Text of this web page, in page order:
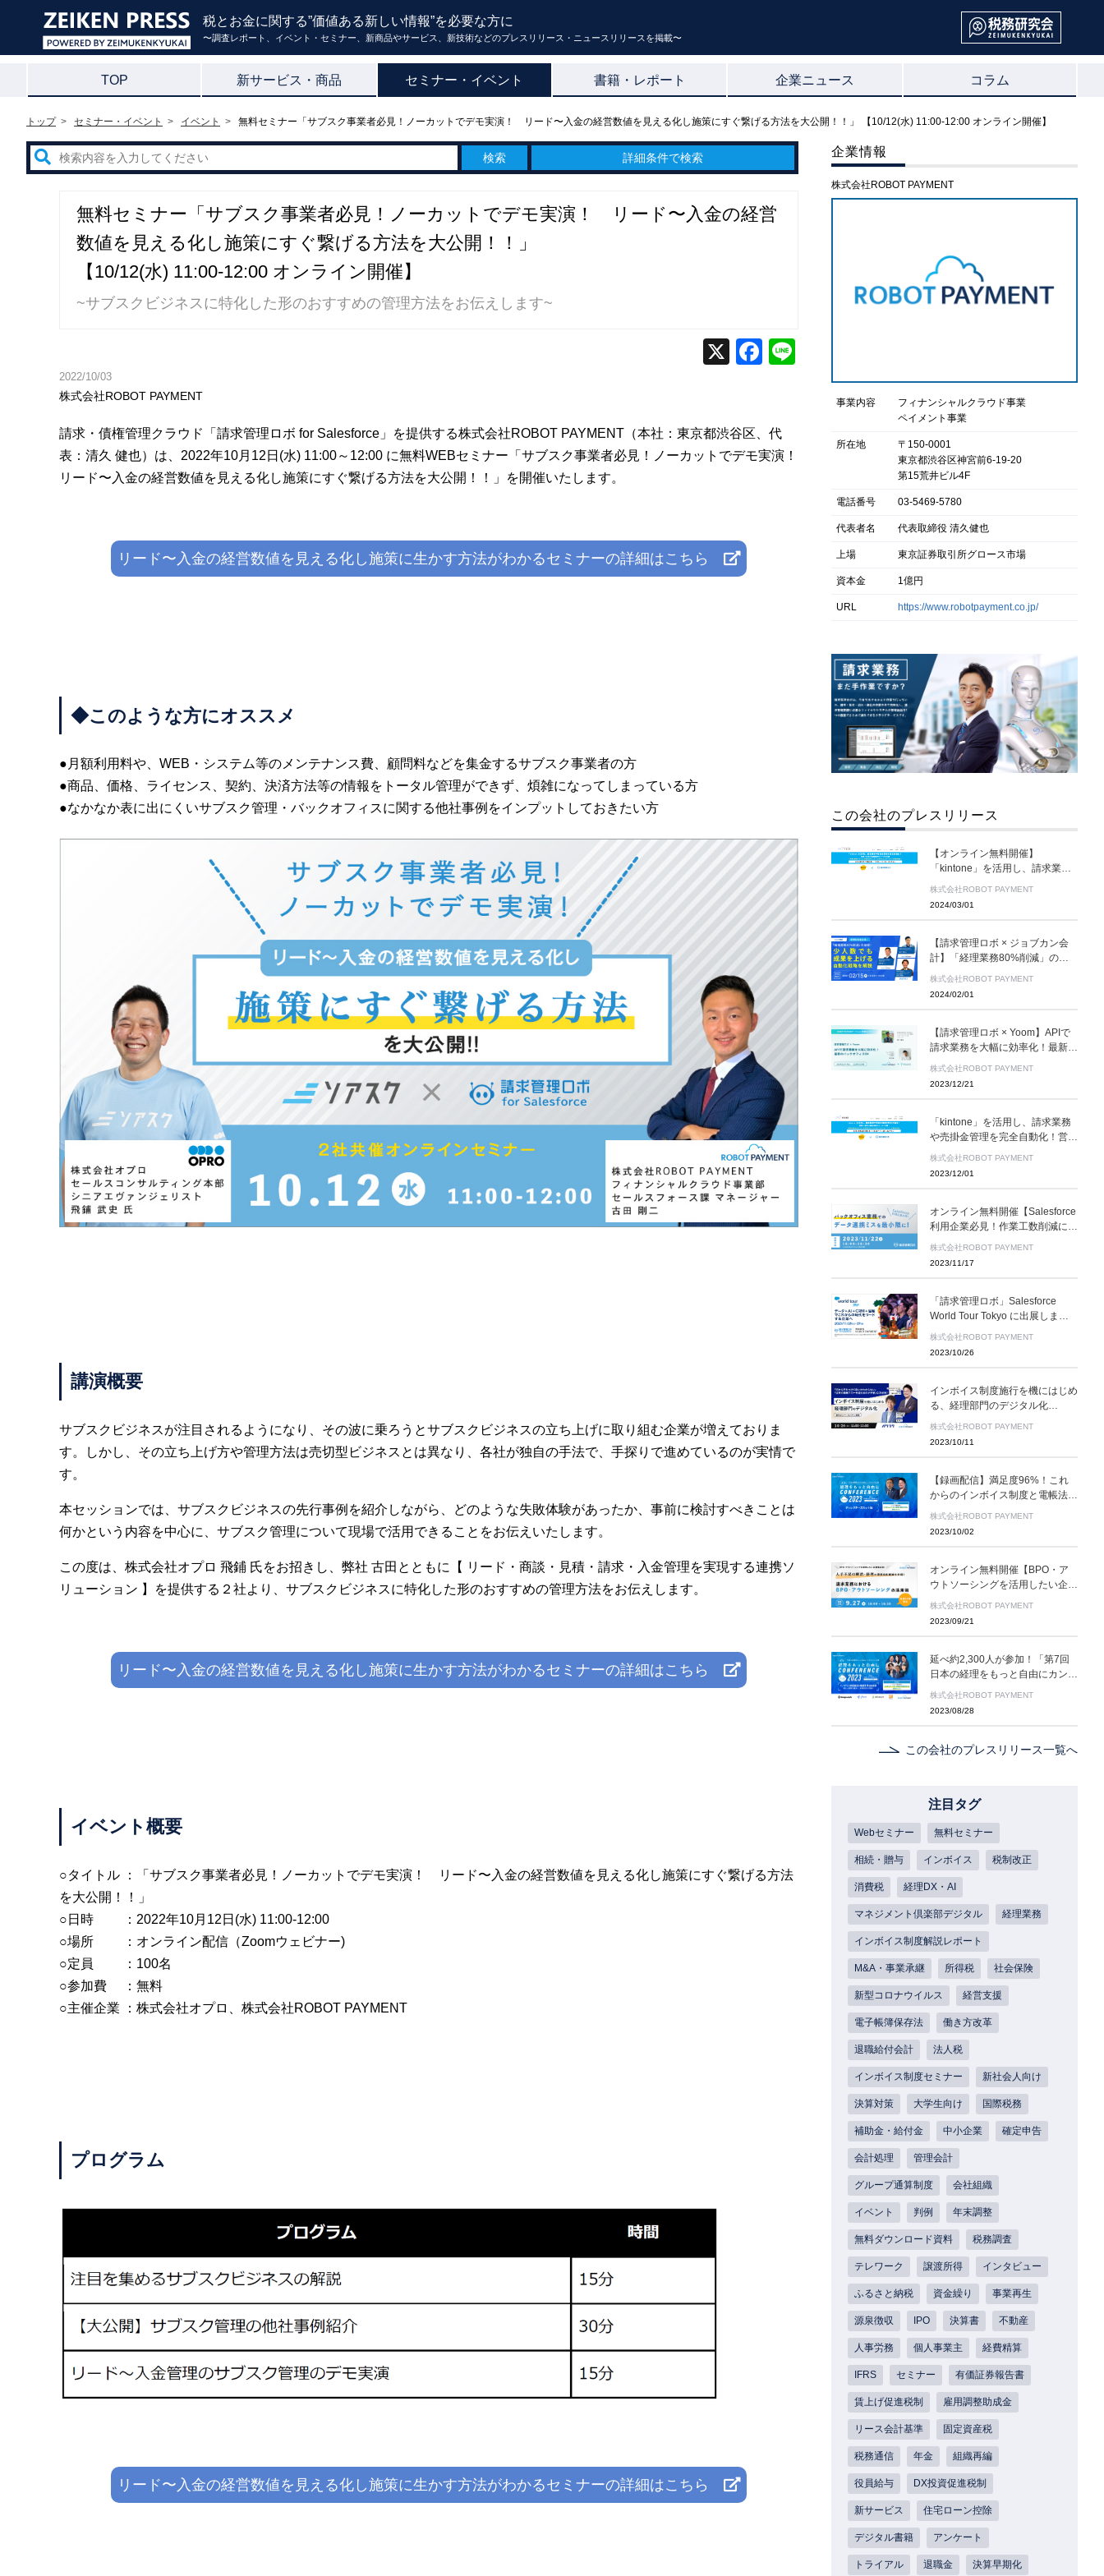
税とお金に関する”価値ある新しい情報”を必要な方に
〜調査レポート、イベント・セミナー、新商品やサービス、新技術などのプレスリリース・ニュースリリースを掲載〜
TOP 新サービス・商品 セミナー・イベント 書籍・レポート 企業ニュース コラム
トップ セミナー・イベント イベント 無料セミナー「サブスク事業者必見！ノーカットでデモ実演！ リード〜入金の経営数値を見える化し施策にすぐ繋げる方法を大公開！！」 【10/12(水) 11:00-12:00 オンライン開催】
詳細条件で検索
無料セミナー「サブスク事業者必見！ノーカットでデモ実演！ リード〜入金の経営
数値を見える化し施策にすぐ繋げる方法を大公開！！」
【10/12(水) 11:00-12:00 オンライン開催】
~サブスクビジネスに特化した形のおすすめの管理方法をお伝えします~
2022/10/03
株式会社ROBOT PAYMENT
請求・債権管理クラウド「請求管理ロボ for Salesforce」を提供する株式会社ROBOT PAYMENT（本社：東京都渋谷区、代
表：清久 健也）は、2022年10月12日(水) 11:00～12:00 に無料WEBセミナー「サブスク事業者必見！ノーカットでデモ実演！
リード〜入金の経営数値を見える化し施策にすぐ繋げる方法を大公開！！」を開催いたします。
リード〜入金の経営数値を見える化し施策に生かす方法がわかるセミナーの詳細はこちら
◆このような方にオススメ
●月額利用料や、WEB・システム等のメンテナンス費、顧問料などを集金するサブスク事業者の方
●商品、価格、ライセンス、契約、決済方法等の情報をトータル管理ができず、煩雑になってしまっている方
●なかなか表に出にくいサブスク管理・バックオフィスに関する他社事例をインプットしておきたい方
講演概要
サブスクビジネスが注目されるようになり、その波に乗ろうとサブスクビジネスの立ち上げに取り組む企業が増えておりま
す。しかし、その立ち上げ方や管理方法は売切型ビジネスとは異なり、各社が独自の手法で、手探りで進めているのが実情で
す。
本セッションでは、サブスクビジネスの先行事例を紹介しながら、どのような失敗体験があったか、事前に検討すべきことは
何かという内容を中心に、サブスク管理について現場で活用できることをお伝えいたします。
この度は、株式会社オプロ 飛鋪 氏をお招きし、弊社 古田とともに【 リード・商談・見積・請求・入金管理を実現する連携ソ
リューション 】を提供する２社より、サブスクビジネスに特化した形のおすすめの管理方法をお伝えします。
リード〜入金の経営数値を見える化し施策に生かす方法がわかるセミナーの詳細はこちら
イベント概要
○タイトル ：「サブスク事業者必見！ノーカットでデモ実演！ リード〜入金の経営数値を見える化し施策にすぐ繋げる方法
を大公開！！」
○日時 ：2022年10月12日(水) 11:00-12:00
○場所 ：オンライン配信（Zoomウェビナー)
○定員 ：100名
○参加費 ：無料
○主催企業 ：株式会社オプロ、株式会社ROBOT PAYMENT
プログラム
リード〜入金の経営数値を見える化し施策に生かす方法がわかるセミナーの詳細はこちら
企業情報
株式会社ROBOT PAYMENT
事業内容
フィナンシャルクラウド事業
ペイメント事業
所在地
〒150-0001
東京都渋谷区神宮前6-19-20
第15荒井ビル4F
電話番号 03-5469-5780
代表者名 代表取締役 清久健也
上場 東京証券取引所グロース市場
資本金 1億円
URL https://www.robotpayment.co.jp/
この会社のプレスリリース
【オンライン無料開催】
「kintone」を活用し、請求業務
や売掛金管理を完全自動化！営業
株式会社ROBOT PAYMENT
2024/03/01
【請求管理ロボ × ジョブカン会
計】「経理業務80%削減」の秘
密！少人数でも成果を上げる自動
株式会社ROBOT PAYMENT
2024/02/01
【請求管理ロボ × Yoom】APIで
請求業務を大幅に効率化！最新の
バックオフィスDX オンライン
株式会社ROBOT PAYMENT
2023/12/21
「kintone」を活用し、請求業務
や売掛金管理を完全自動化！営業
×経理の業務効率化ツールを公
株式会社ROBOT PAYMENT
2023/12/01
オンライン無料開催【Salesforce
利用企業必見！作業工数削減に向
けて】バックオフィス業務でのデ
株式会社ROBOT PAYMENT
2023/11/17
「請求管理ロボ」Salesforce
World Tour Tokyo に出展します
｜ 11/28~11/29 開催
株式会社ROBOT PAYMENT
2023/10/26
インボイス制度施行を機にはじめ
る、経理部門のデジタル化
10/24（火）オンライン無料開催
株式会社ROBOT PAYMENT
2023/10/11
【録画配信】満足度96%！これ
からのインボイス制度と電帳法対
応を最終チェック！「第7回 日本
株式会社ROBOT PAYMENT
2023/10/02
オンライン無料開催【BPO・ア
ウトソーシングを活用したい企業
様必見！】人手不足の解消・経理
株式会社ROBOT PAYMENT
2023/09/21
延べ約2,300人が参加！「第7回
日本の経理をもっと自由にカンフ
ァレンス2023」9月6日（水）〜
株式会社ROBOT PAYMENT
2023/08/28
この会社のプレスリリース一覧へ
注目タグ
Webセミナー 無料セミナー
相続・贈与 インボイス 税制改正
消費税 経理DX・AI
マネジメント倶楽部デジタル 経理業務
インボイス制度解説レポート
M&A・事業承継 所得税 社会保険
新型コロナウイルス 経営支援
電子帳簿保存法 働き方改革
退職給付会計 法人税
インボイス制度セミナー 新社会人向け
決算対策 大学生向け 国際税務
補助金・給付金 中小企業 確定申告
会計処理 管理会計
グループ通算制度 会社組織
イベント 判例 年末調整
無料ダウンロード資料 税務調査
テレワーク 譲渡所得 インタビュー
ふるさと納税 資金繰り 事業再生
源泉徴収 IPO 決算書 不動産
人事労務 個人事業主 経費精算
IFRS セミナー 有価証券報告書
賃上げ促進税制 雇用調整助成金
リース会計基準 固定資産税
税務通信 年金 組織再編
役員給与 DX投資促進税制
新サービス 住宅ローン控除
デジタル書籍 アンケート
トライアル 退職金 決算早期化